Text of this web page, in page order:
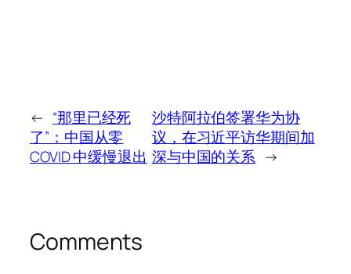
← “那里已经死
了”：中国从零
COVID 中缓慢退出
沙特阿拉伯签署华为协
议，在习近平访华期间加
深与中国的关系 →
Comments